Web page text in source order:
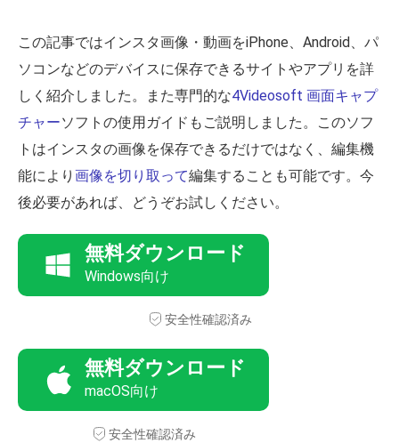
この記事ではインスタ画像・動画をiPhone、Android、パ
ソコンなどのデバイスに保存できるサイトやアプリを詳
しく紹介しました。また専門的な4Videosoft 画面キャプ
チャーソフトの使用ガイドもご説明しました。このソフ
トはインスタの画像を保存できるだけではなく、編集機
能により 画像を切り取って編集することも可能です。今
後必要があれば、どうぞお試しください。
無料ダウンロード
Windows向け
安全性確認済み
無料ダウンロード
macOS向け
安全性確認済み